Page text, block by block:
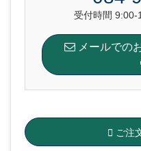
受付時間 9:00-
メールでの
ご注